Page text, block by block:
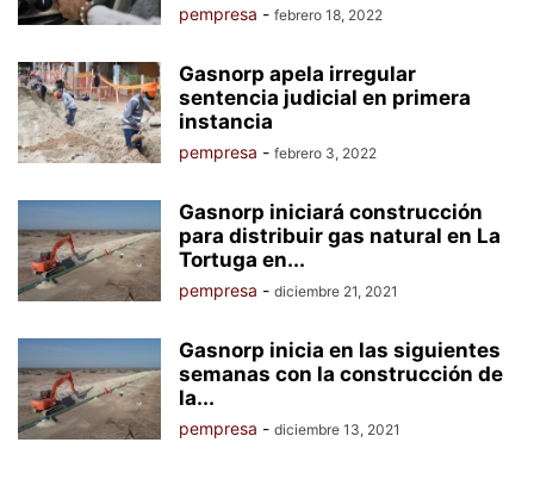
pempresa - febrero 18, 2022
Gasnorp apela irregular
sentencia judicial en primera
instancia
pempresa - febrero 3, 2022
Gasnorp iniciará construcción
para distribuir gas natural en La
Tortuga en...
pempresa - diciembre 21, 2021
Gasnorp inicia en las siguientes
semanas con la construcción de
la...
pempresa - diciembre 13, 2021